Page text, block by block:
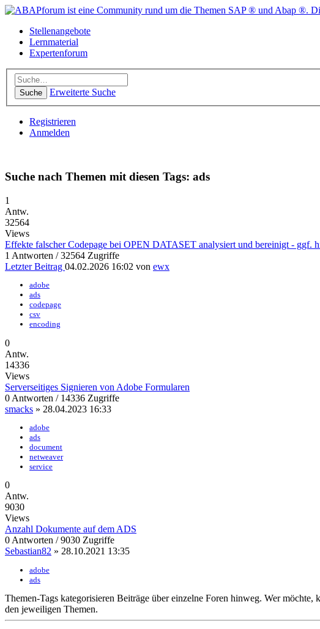
Stellenangebote
Lernmaterial
Expertenforum
Suche Erweiterte Suche
Registrieren
Anmelden
Suche nach Themen mit diesen Tags: ads
1
Antw.
32564
Views
Effekte falscher Codepage bei OPEN DATASET analysiert und bereinigt - ggf.
1 Antworten / 32564 Zugriffe
Letzter Beitrag 04.02.2026 16:02 von ewx
adobe
ads
codepage
csv
encoding
0
Antw.
14336
Views
Serverseitiges Signieren von Adobe Formularen
0 Antworten / 14336 Zugriffe
smacks » 28.04.2023 16:33
adobe
ads
document
netweaver
service
0
Antw.
9030
Views
Anzahl Dokumente auf dem ADS
0 Antworten / 9030 Zugriffe
Sebastian82 » 28.10.2021 13:35
adobe
ads
Themen-Tags kategorisieren Beiträge über einzelne Foren hinweg. Wer möchte,
den jeweiligen Themen.